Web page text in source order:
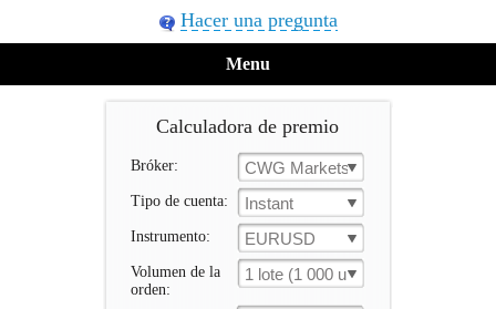
Hacer una pregunta
Menu
Calculadora de premio
Bróker: CWG Markets
Tipo de cuenta: Instant
Instrumento: EURUSD
Volumen de la
orden:
1 lote (1 000 un.)